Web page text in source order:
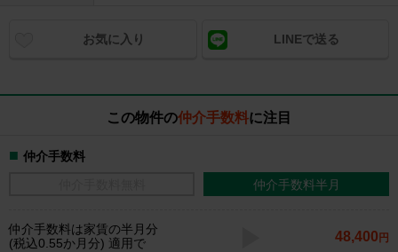
お気に入り LINEで送る
この物件の仲介手数料に注目
仲介手数料
仲介手数料半月
仲介手数料は家賃の半月分
(税込0.55か月分) 適用で
48,400 円